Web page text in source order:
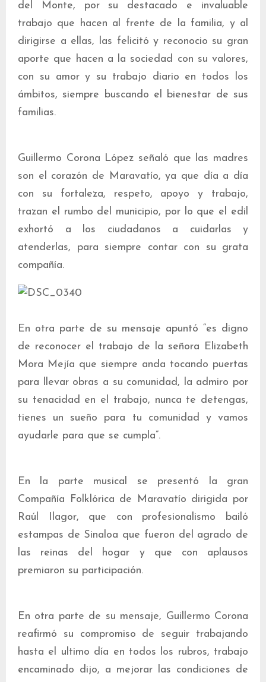
del Monte, por su destacado e invaluable
trabajo que hacen al frente de la familia, y al
dirigirse a ellas, las felicitó y reconocio su gran
aporte que hacen a la sociedad con su valores,
con su amor y su trabajo diario en todos los
ámbitos, siempre buscando el bienestar de sus
familias.
Guillermo Corona López señaló que las madres
son el corazón de Maravatío, ya que día a día
con su fortaleza, respeto, apoyo y trabajo,
trazan el rumbo del municipio, por lo que el edil
exhortó a los ciudadanos a cuidarlas y
atenderlas, para siempre contar con su grata
compañía.
En otra parte de su mensaje apuntó “es digno
de reconocer el trabajo de la señora Elizabeth
Mora Mejía que siempre anda tocando puertas
para llevar obras a su comunidad, la admiro por
su tenacidad en el trabajo, nunca te detengas,
tienes un sueño para tu comunidad y vamos
ayudarle para que se cumpla”.
En la parte musical se presentó la gran
Compañía Folklórica de Maravatío dirigida por
Raúl Ilagor, que con profesionalismo bailó
estampas de Sinaloa que fueron del agrado de
las reinas del hogar y que con aplausos
premiaron su participación.
En otra parte de su mensaje, Guillermo Corona
reafirmó su compromiso de seguir trabajando
hasta el ultimo día en todos los rubros, trabajo
encaminado dijo, a mejorar las condiciones de